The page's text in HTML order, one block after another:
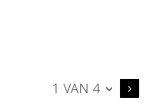
1 VAN 4